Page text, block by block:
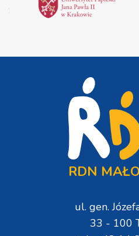
RDN
ul. gen.
33 - 100